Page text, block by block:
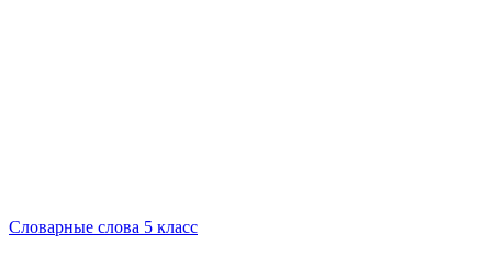
Словарные слова 5 класс